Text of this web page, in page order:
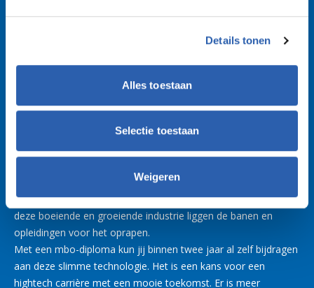
Details tonen
Alles toestaan
Selectie toestaan
Weigeren
Dat maakt het heel
Student Lisa
Ontdek je toekomst in de
microchipindustrie van Twente!
weet wel, die kleine, maar krachtige onderdelen in je telefoon,
de gameconsole van je kind of de slimme oven in je keuken. In
deze boeiende en groeiende industrie liggen de banen en
opleidingen voor het oprapen.
Met een mbo-diploma kun jij binnen twee jaar al zelf bijdragen
aan deze slimme technologie. Het is een kans voor een
hightech carrière met een mooie toekomst. Er is meer